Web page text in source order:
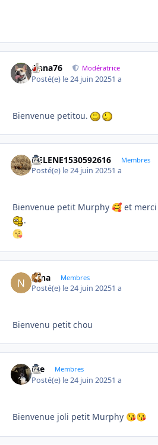
Anna76 Modératrice
Posté(e) le 24 juin 20251 a
Bienvenue petitou.
HELENE1530592616 Membres
Posté(e) le 24 juin 20251 a
Bienvenue petit Murphy 🥰 et
.
Nina Membres
Posté(e) le 24 juin 20251 a
Bienvenu petit chou
Joe Membres
Posté(e) le 24 juin 20251 a
Bienvenue joli petit Murphy 😘😘